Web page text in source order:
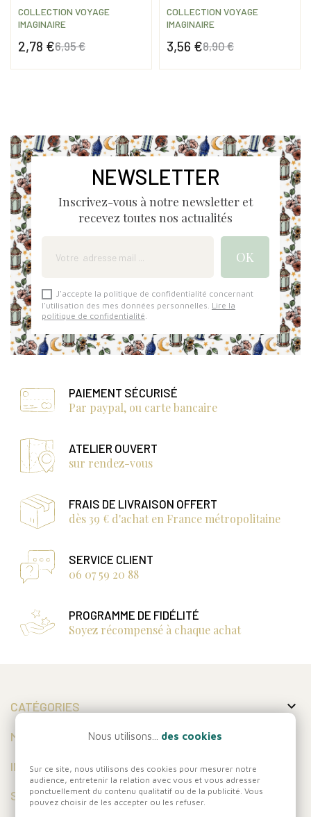
2,78 €6,95 €
COLLECTION VOYAGE
IMAGINAIRE
3,56 €8,90 €
COLLECTION VOYAGE
IMAGINAIRE
NEWSLETTER
Inscrivez-vous à notre newsletter et
recevez toutes nos actualités
J'accepte la politique de confidentialité concernant
l'utilisation des mes données personnelles. Lire la
politique de confidentialité
PAIEMENT SÉCURISÉ
Par paypal, ou carte bancaire
ATELIER OUVERT
sur rendez-vous
FRAIS DE LIVRAISON OFFERT
dès 39 € d'achat en France métropolitaine
SERVICE CLIENT
06 07 59 20 88
PROGRAMME DE FIDÉLITÉ
Soyez récompensé à chaque achat
CATÉGORIES 
MON COMPTE
INFORMATIONS
SUIVEZ-NOUS
Nous utilisons... des cookies
Sur ce site, nous utilisons des cookies pour mesurer notre
audience, entretenir la relation avec vous et vous adresser
ponctuellement du contenu qualitatif ou de la publicité. Vous
pouvez choisir de les accepter ou les refuser.